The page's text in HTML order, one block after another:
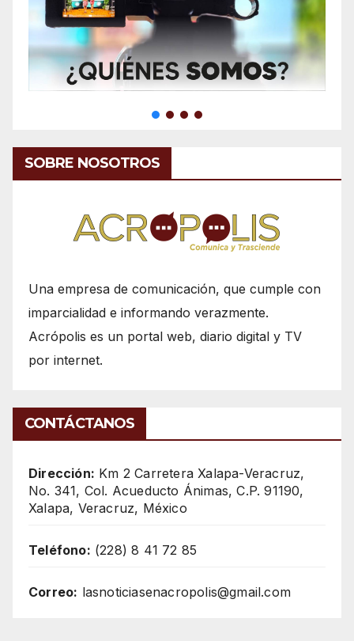
SOBRE NOSOTROS
Una empresa de comunicación, que cumple con
imparcialidad e informando verazmente.
Acrópolis es un portal web, diario digital y TV
por internet.
CONTÁCTANOS
Dirección: Km 2 Carretera Xalapa-Veracruz,
No. 341, Col. Acueducto Ánimas, C.P. 91190,
Xalapa, Veracruz, México
Teléfono: (228) 8 41 72 85
Correo: lasnoticiasenacropolis@gmail.com